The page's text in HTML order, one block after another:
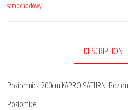
samochodowy
DESCRIPTION
Poziomnica 200cm KAPRO SATURN.
Poziomice